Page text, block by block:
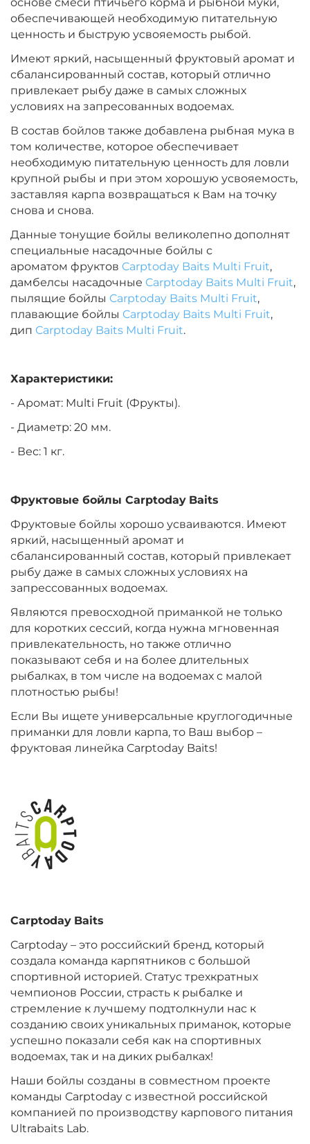
Диаметр:
24 мм
Вкус:
Острые Специи
‍899‍ ₽ ‍1 058‍₽ +
−
Вкус:
Острые Специи
‍899‍ ₽‍1 058‍₽ +
−
Диаметр:
14 мм
Вкус:
‍899‍ ₽ ‍1 058‍ +
−
‍899‍ ₽‍1 058‍ ₽
Диаметр:
Вкус:
‍899‍ ₽ ‍1 058‍₽ −
Диаметр:
Вкус:
Диаметр:
Вкус:
Диаметр:
Вкус:
Мульти Фиш
‍899‍ ₽‍1 058‍₽ +
−
Диаметр:
Вкус:
‍899‍ ₽‍1 058‍₽ +
−
обеспечивающей необходимую питательную
ценность и быструю усвояемость рыбой.
Имеют яркий, насыщенный фруктовый аромат и
сбалансированный состав, который отлично
привлекает рыбу даже в самых сложных
условиях на запресованных водоемах.
В состав бойлов также добавлена рыбная мука в
том количестве, которое обеспечивает
необходимую питательную ценность для ловли
крупной рыбы и при этом хорошую усвояемость,
заставляя карпа возвращаться к Вам на точку
снова и снова.
Данные тонущие бойлы великолепно дополнят
специальные насадочные бойлы с
ароматом фруктов Carptoday Baits Multi Fruit,
дамбелсы насадочные Carptoday Baits Multi Fruit,
пылящие бойлы Carptoday Baits Multi Fruit,
плавающие бойлы Carptoday Baits Multi Fruit,
дип Carptoday Baits Multi Fruit.
Характеристики:
- Аромат: Multi Fruit (Фрукты).
- Диаметр: 20 мм.
- Вес: 1 кг.
Фруктовые бойлы Carptoday Baits
Фруктовые бойлы хорошо усваиваются. Имеют
яркий, насыщенный аромат и
сбалансированный состав, который привлекает
рыбу даже в самых сложных условиях на
запрессованных водоемах.
Являются превосходной приманкой не только
для коротких сессий, когда нужна мгновенная
привлекательность, но также отлично
показывают себя и на более длительных
рыбалках, в том числе на водоемах с малой
плотностью рыбы!
Если Вы ищете универсальные круглогодичные
приманки для ловли карпа, то Ваш выбор –
фруктовая линейка Carptoday Baits!
Carptoday Baits
Carptoday – это российский бренд, который
создала команда карпятников с большой
спортивной историей. Статус трехкратных
чемпионов России, страсть к рыбалке и
стремление к лучшему подтолкнули нас к
созданию своих уникальных приманок, которые
успешно показали себя как на спортивных
водоемах, так и на диких рыбалках!
Наши бойлы созданы в совместном проекте
команды Carptoday с известной российской
компанией по производству карпового питания
Ultrabaits Lab.